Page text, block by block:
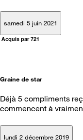
samedi 5 juin 2021
Acquis par 721
Graine de star
Déjà 5 compliments
commencent à
lundi 2 décembre 2019